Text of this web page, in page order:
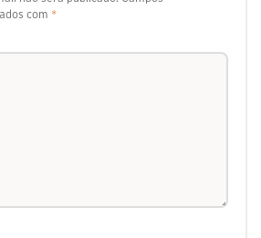
com *